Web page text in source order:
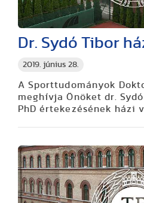
2019. június 28.
Dr. Sydó Tibor
A Sporttudományok
meghívja Önöket dr.
PhD értekezésének házi